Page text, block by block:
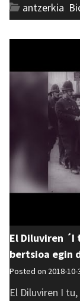
antzerkia
El Diluviren
bertsioa egin
Posted on 2018-10-
El Diluviren I